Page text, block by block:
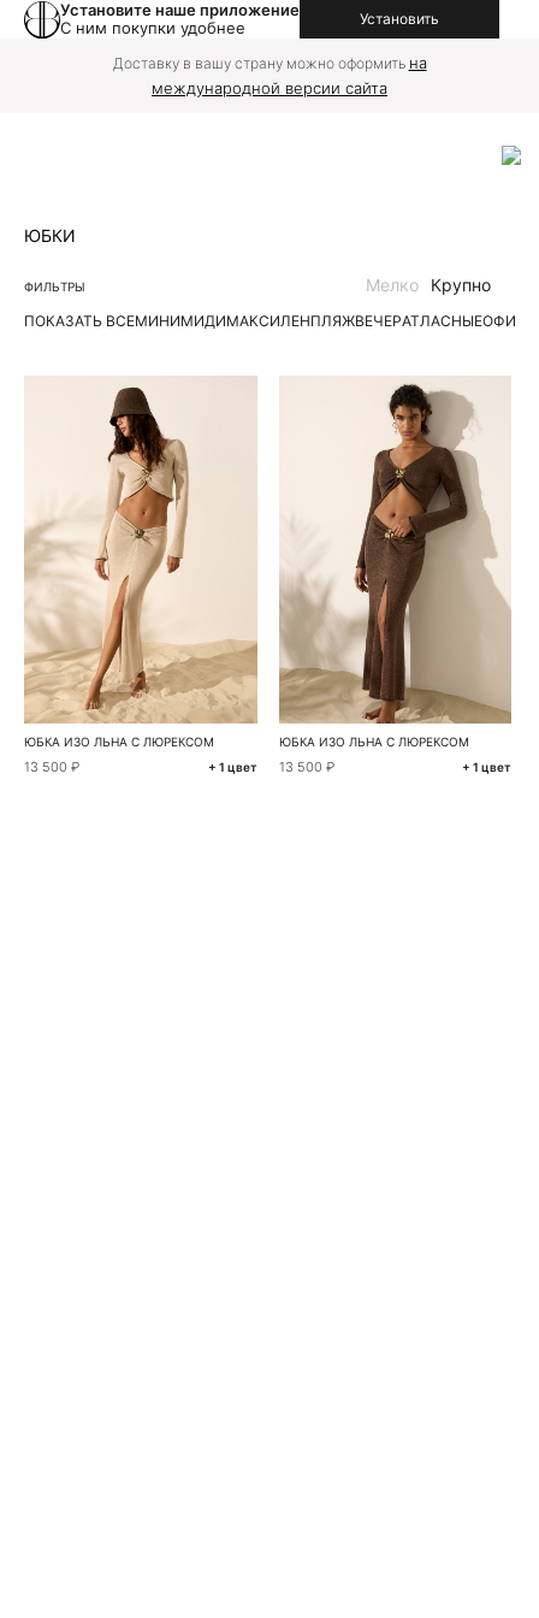
Установите наше приложение
С ним покупки удобнее
Установить
Доставку в вашу страну можно оформить на
международной версии сайта
ЮБКИ
ФИЛЬТРЫ
ПОКАЗАТЬ ВСЕМИНИМИДИМАКСИЛЕНПЛЯЖВЕЧЕРАТЛАСНЫЕОФИС
Мелко Крупно
ЮБКА ИЗО ЛЬНА С ЛЮРЕКСОМ
13 500 ₽ + 1 цвет
ЮБКА ИЗО ЛЬНА С ЛЮРЕКСОМ
13 500 ₽ + 1 цвет